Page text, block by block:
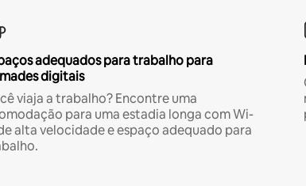
adequados para trabalho para
digitais
viaja a trabalho? Encontre uma
para uma estadia longa com Wi-
alta velocidade e espaço adequado para